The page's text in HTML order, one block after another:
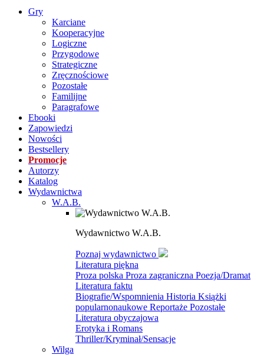
Gry
Karciane
Kooperacyjne
Logiczne
Przygodowe
Strategiczne
Zręcznościowe
Pozostałe
Familijne
Paragrafowe
Ebooki
Zapowiedzi
Nowości
Bestsellery
Promocje
Autorzy
Katalog
Wydawnictwa
W.A.B.
Wydawnictwo W.A.B.
Poznaj wydawnictwo
Literatura piękna
Proza polska Proza zagraniczna Poezja/Dramat
Literatura faktu
Biografie/Wspomnienia Historia Książki
popularnonaukowe Reportaże Pozostałe
Literatura obyczajowa
Erotyka i Romans
Thriller/Kryminał/Sensacje
Wilga